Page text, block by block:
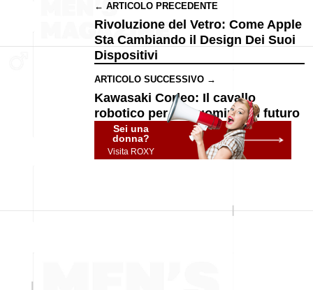
← ARTICOLO PRECEDENTE
Rivoluzione del Vetro: Come Apple
Sta Cambiando il Design Dei Suoi
Dispositivi
ARTICOLO SUCCESSIVO →
Kawasaki Corleo: Il cavallo
robotico per veri uomini del futuro
Sei una
donna?
Visita ROXY